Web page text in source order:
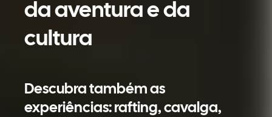
da aventura e da
cultura
Descubra também as
experiências: rafting, cavalga,